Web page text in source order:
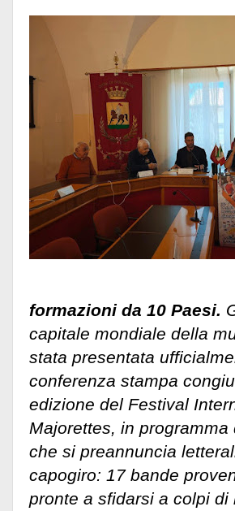
formazioni da 10 Paesi.
capitale mondiale della
stata presentata
conferenza stampa
edizione del Festival
Majorettes, in
che si preannuncia
capogiro: 17 bande
pronte a sfidarsi a colpi